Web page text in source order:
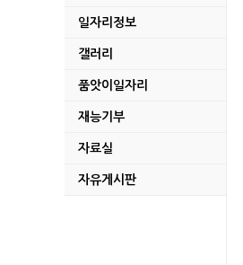
일자리정보
갤러리
품앗이일자리
재능기부
자료실
자유게시판